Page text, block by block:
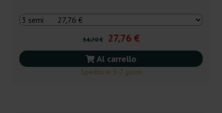
34,70 € 27,76 €
Al carrello
Spedito in 3-7 giorni